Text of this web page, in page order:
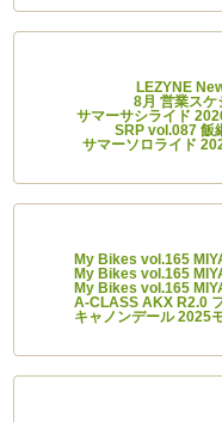
LEZYNE
8月 営業スケ
サマーサシライド
SRP vol.087 飯
サマーソロライド
My Bikes vol.165
My Bikes vol.165
My Bikes vol.165
A-CLASS AKX R2.0
キャノンデール 2025